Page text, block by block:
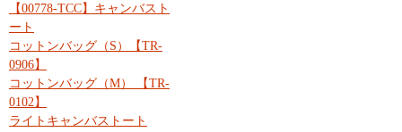
【00778-TCC】キャンバスト
ート
コットンバッグ（S）【TR-
0906】
コットンバッグ（M） 【TR-
0102】
ライトキャンバストート